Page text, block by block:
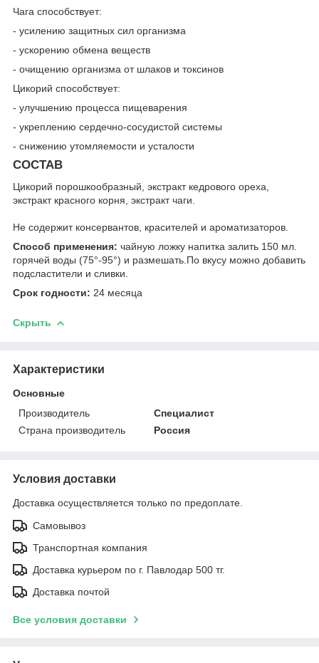
Чага способствует:
- усилению защитных сил организма
- ускорению обмена веществ
- очищению организма от шлаков и токсинов
Цикорий способствует:
- улучшению процесса пищеварения
- укреплению сердечно-сосудистой системы
- снижению утомляемости и усталости
СОСТАВ
Цикорий порошкообразный, экстракт кедрового ореха,
экстракт красного корня, экстракт чаги.
Не содержит консервантов, красителей и ароматизаторов.
Способ применения: чайную ложку напитка залить 150 мл.
горячей воды (75°-95°) и размешать.По вкусу можно добавить
подсластители и сливки.
Срок годности: 24 месяца
Скрыть
Характеристики
Основные
Производитель
Специалист
Страна производитель
Россия
Условия доставки
Доставка осуществляется только по предоплате.
Самовывоз
Транспортная компания
Доставка курьером по г. Павлодар 500 тг.
Доставка почтой
Все условия доставки